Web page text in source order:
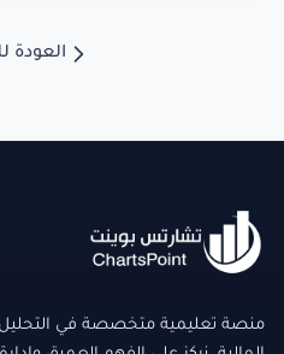
العودة
منصة تعليمية متخصصة في التحليل